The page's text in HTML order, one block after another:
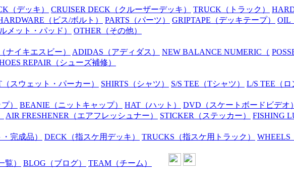
（デッキ） CRUISER DECK （クルーザーデッキ） TRUCK （トラック）
（ビス/ボルト） PARTS （パーツ） GRIPTAPE （デッキテープ） OIL
メット・パッド） OTHER （その他）
（ナイキエスビー） ADIDAS （アディダス） NEW BALANCE NUMERIC （
REPAIR （シューズ補修）
（スウェット・パーカー） SHIRTS （シャツ） S/S TEE （Tシャツ） L/S TEE （
） BEANIE （ニットキャップ） HAT （ハット） DVD （スケートボードビデオ）
AIR FRESHENER （エアフレッシュナー） STICKER （ステッカー） FISHING
完成品） DECK （指スケ用デッキ） TRUCKS （指スケ用トラック） WHEELS
覧） BLOG （ブログ） TEAM （チーム）